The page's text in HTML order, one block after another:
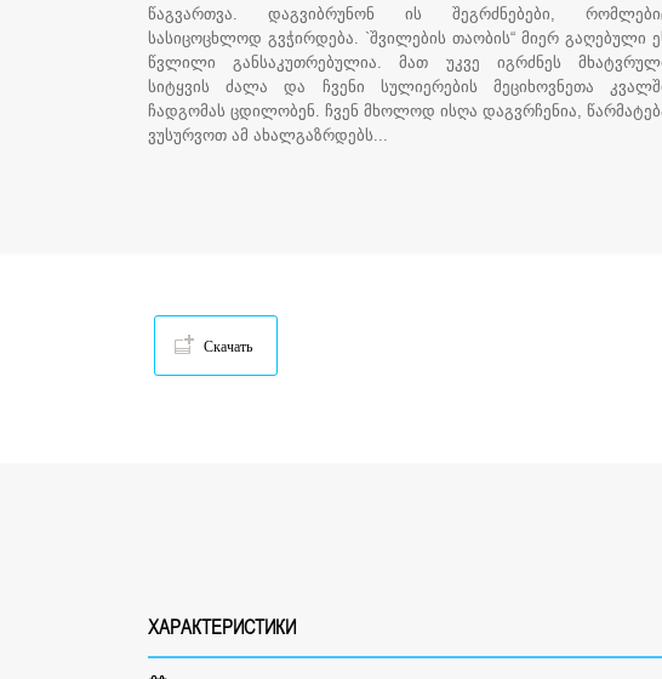
წაგვართვა. დაგვიბრუნონ ის შეგრძნებები,
სასიცოცხლოდ გვჭირდება. `შვილების თაობის“ მიერ გაღებული
წვლილი განსაკუთრებულია. მათ უკვე იგრძნეს
სიტყვის ძალა და ჩვენი სულიერების მეციხოვნეთა
ჩადგომას ცდილობენ. ჩვენ მხოლოდ ისღა დაგვრჩენია,
ვუსურვოთ ამ ახალგაზრდებს...
Скачать
ХАРАКТЕРИСТИКИ